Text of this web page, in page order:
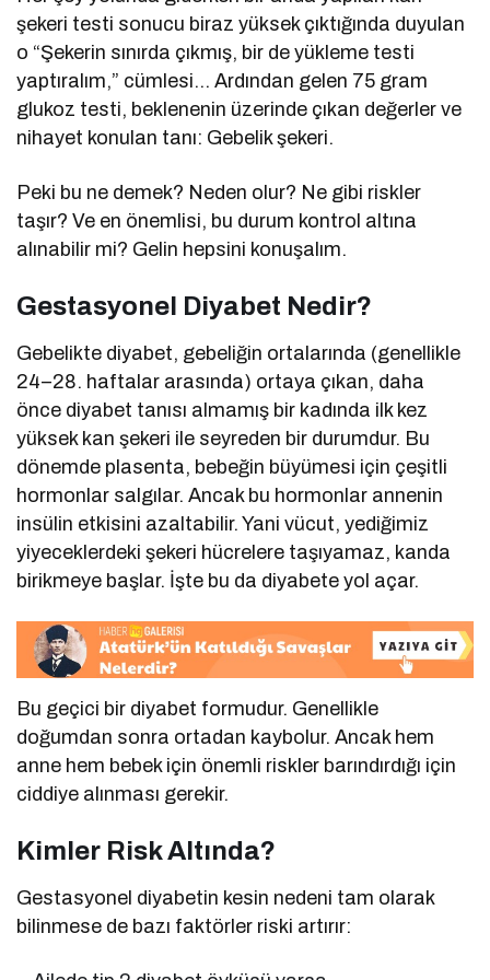
şekeri testi sonucu biraz yüksek çıktığında duyulan
o “Şekerin sınırda çıkmış, bir de yükleme testi
yaptıralım,” cümlesi… Ardından gelen 75 gram
glukoz testi, beklenenin üzerinde çıkan değerler ve
nihayet konulan tanı: Gebelik şekeri.
Peki bu ne demek? Neden olur? Ne gibi riskler
taşır? Ve en önemlisi, bu durum kontrol altına
alınabilir mi? Gelin hepsini konuşalım.
Gestasyonel Diyabet Nedir?
Gebelikte diyabet, gebeliğin ortalarında (genellikle
24–28. haftalar arasında) ortaya çıkan, daha
önce diyabet tanısı almamış bir kadında ilk kez
yüksek kan şekeri ile seyreden bir durumdur. Bu
dönemde plasenta, bebeğin büyümesi için çeşitli
hormonlar salgılar. Ancak bu hormonlar annenin
insülin etkisini azaltabilir. Yani vücut, yediğimiz
yiyeceklerdeki şekeri hücrelere taşıyamaz, kanda
birikmeye başlar. İşte bu da diyabete yol açar.
Bu geçici bir diyabet formudur. Genellikle
doğumdan sonra ortadan kaybolur. Ancak hem
anne hem bebek için önemli riskler barındırdığı için
ciddiye alınması gerekir.
Kimler Risk Altında?
Gestasyonel diyabetin kesin nedeni tam olarak
bilinmese de bazı faktörler riski artırır: